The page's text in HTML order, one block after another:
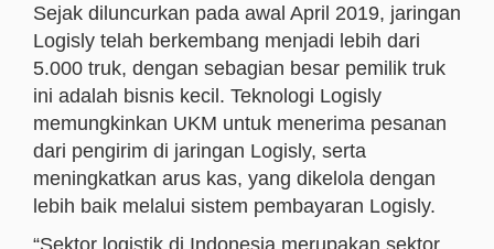
Sejak diluncurkan pada awal April 2019, jaringan
Logisly telah berkembang menjadi lebih dari
5.000 truk, dengan sebagian besar pemilik truk
ini adalah bisnis kecil. Teknologi Logisly
memungkinkan UKM untuk menerima pesanan
dari pengirim di jaringan Logisly, serta
meningkatkan arus kas, yang dikelola dengan
lebih baik melalui sistem pembayaran Logisly.
“Sektor logistik di Indonesia merupakan sektor